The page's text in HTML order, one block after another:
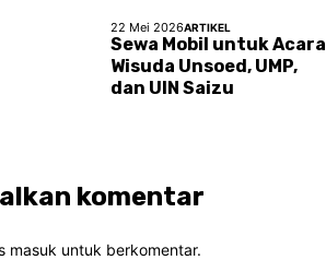
22 Mei 2026ARTIKEL
Sewa Mobil untuk Acara
Wisuda Unsoed, UMP,
dan UIN Saizu
komentar
masuk untuk berkomentar.